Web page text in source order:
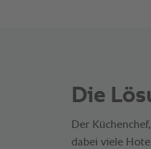
Die
Der
dabei viele